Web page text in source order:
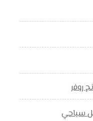
سياحي